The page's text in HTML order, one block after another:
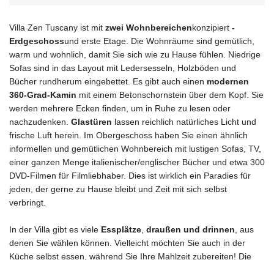
Villa Zen Tuscany ist mit zwei Wohnbereichenkonzipiert -
Erdgeschossund erste Etage. Die Wohnräume sind gemütlich,
warm und wohnlich, damit Sie sich wie zu Hause fühlen. Niedrige
Sofas sind in das Layout mit Ledersesseln, Holzböden und
Bücher rundherum eingebettet. Es gibt auch einen modernen
360-Grad-Kamin mit einem Betonschornstein über dem Kopf. Sie
werden mehrere Ecken finden, um in Ruhe zu lesen oder
nachzudenken. Glastüren lassen reichlich natürliches Licht und
frische Luft herein. Im Obergeschoss haben Sie einen ähnlich
informellen und gemütlichen Wohnbereich mit lustigen Sofas, TV,
einer ganzen Menge italienischer/englischer Bücher und etwa 300
DVD-Filmen für Filmliebhaber. Dies ist wirklich ein Paradies für
jeden, der gerne zu Hause bleibt und Zeit mit sich selbst
verbringt.
In der Villa gibt es viele Essplätze, draußen und drinnen, aus
denen Sie wählen können. Vielleicht möchten Sie auch in der
Küche selbst essen, während Sie Ihre Mahlzeit zubereiten! Die